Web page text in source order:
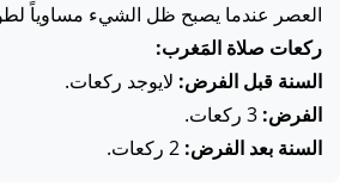
العصر عندما يصبح ظل الشيء مساوياً
ركعات صلاة المَغرب:
السنة قبل الفرض: لايوجد ركعات.
الفرض:
السنة بعد الفرض: